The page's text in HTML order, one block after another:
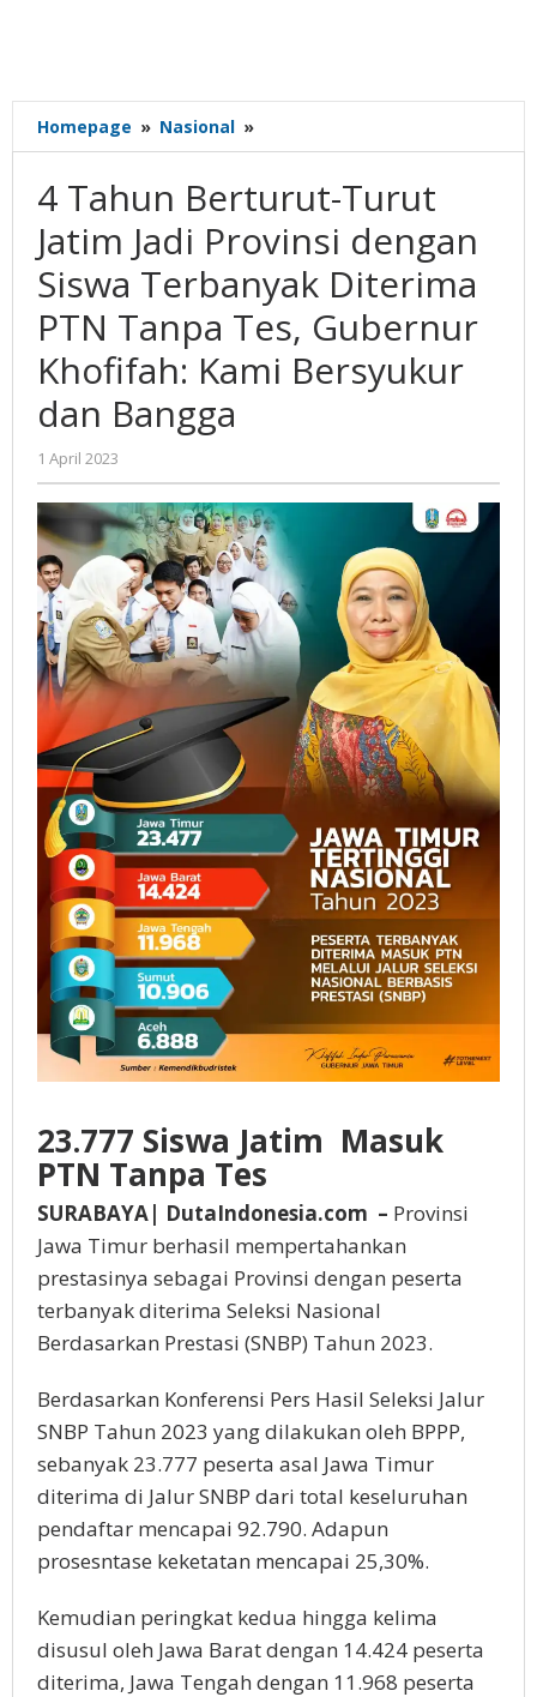
Homepage » Nasional »
Tahun
Turut
Jatim
Jadi
Provinsi
dengan
Siswa
Terbanyak
Diterima
Gubernur
Khofifah:
Kami
Bersyukur
dan
Bangga
4 Tahun Berturut-Turut
Jatim Jadi Provinsi dengan
Siswa Terbanyak Diterima
PTN Tanpa Tes, Gubernur
Khofifah: Kami Bersyukur
dan Bangga
1 April 2023
Gatot
Susanto
23.777 Siswa Jatim Masuk
PTN Tanpa Tes
SURABAYA| DutaIndonesia.com – Provinsi
Jawa Timur berhasil mempertahankan
prestasinya sebagai Provinsi dengan peserta
terbanyak diterima Seleksi Nasional
Berdasarkan Prestasi (SNBP) Tahun 2023.
Berdasarkan Konferensi Pers Hasil Seleksi Jalur
SNBP Tahun 2023 yang dilakukan oleh BPPP,
sebanyak 23.777 peserta asal Jawa Timur
diterima di Jalur SNBP dari total keseluruhan
pendaftar mencapai 92.790. Adapun
prosesntase keketatan mencapai 25,30%.
Kemudian peringkat kedua hingga kelima
disusul oleh Jawa Barat dengan 14.424 peserta
diterima, Jawa Tengah dengan 11.968 peserta